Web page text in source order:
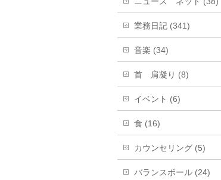
業務日記 (341)
音楽 (34)
首 肩凝り (8)
イベント (6)
食 (16)
カウンセリング (5)
バランスボール (24)